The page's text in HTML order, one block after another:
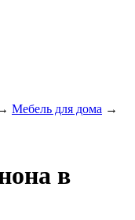
Мебель для дома →
в